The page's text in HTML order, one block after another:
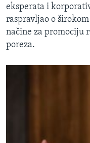
eksperata i
raspravljao o
načine za promociju
poreza.